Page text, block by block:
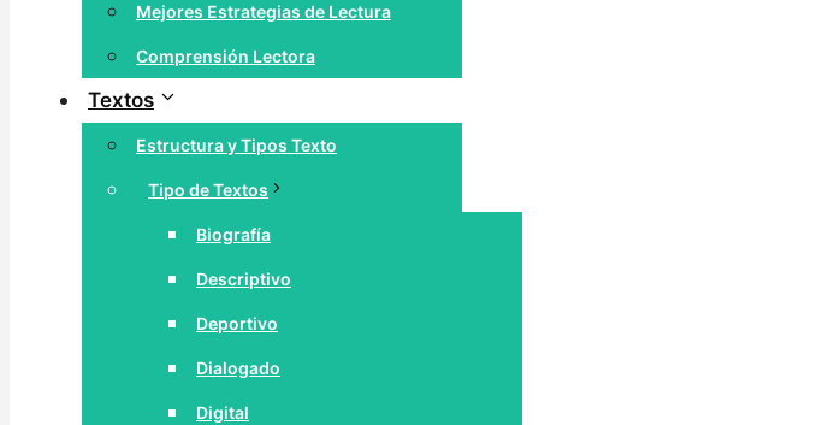
Mejores Estrategias de Lectura
Comprensión Lectora
Textos
Estructura y Tipos Texto
Tipo de Textos
Biografía
Descriptivo
Deportivo
Dialogado
Digital